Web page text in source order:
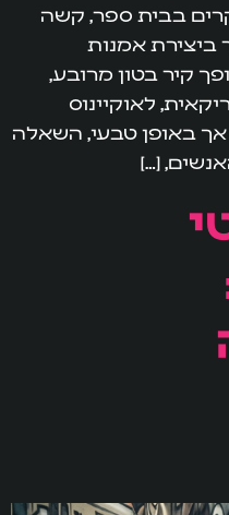
בבית ספר, קשה
אמנות
קיר בטון מרובע,
לאוקיינוס
אך באופן טבעי, השאלה
[…]